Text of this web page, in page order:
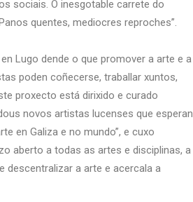
sociais. O inesgotable carrete do
quentes, mediocres reproches”.
Lugo dende o que promover a arte e a
poden coñecerse, traballar xuntos,
proxecto está dirixido e curado
novos artistas lucenses que esperan
en Galiza e no mundo”, e cuxo
aberto a todas as artes e disciplinas, a
descentralizar a arte e acercala a